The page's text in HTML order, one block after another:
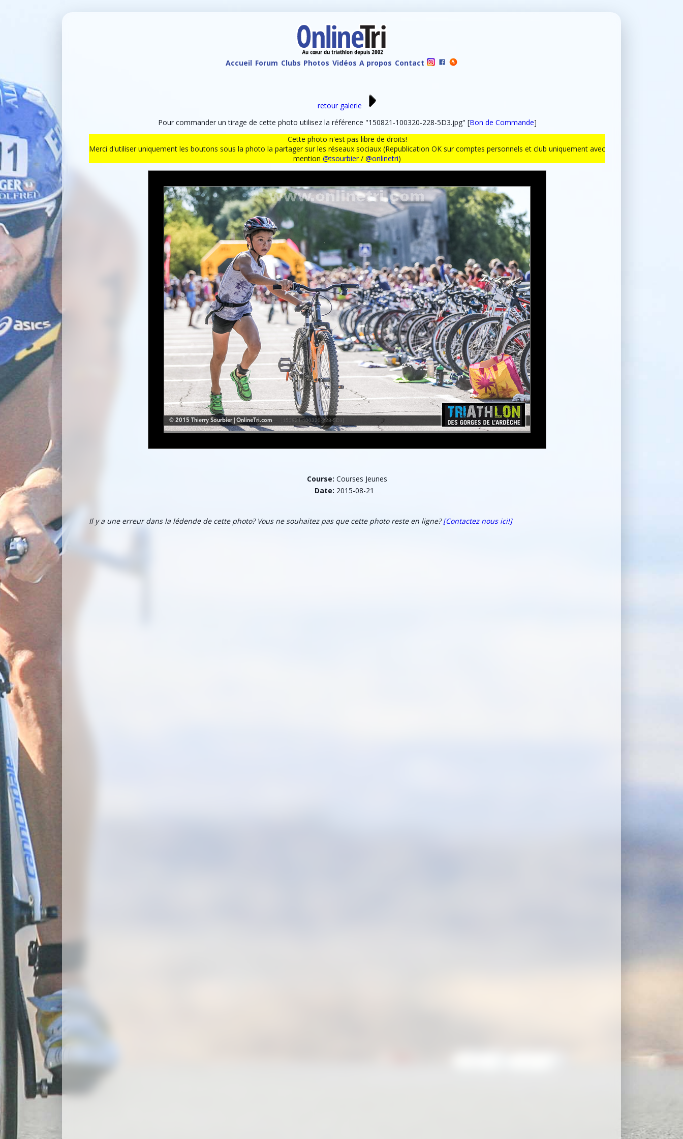
Accueil Forum Clubs Photos Vidéos A propos Contact
retour galerie
Pour commander un tirage de cette photo utilisez la référence "150821-100320-228-5D3.jpg" [Bon de Commande]
Cette photo n'est pas libre de droits!
Merci d'utiliser uniquement les boutons sous la photo la partager sur les réseaux sociaux (Republication OK sur comptes personnels et club uniquement avec
mention @tsourbier/ @onlinetri)
Course: Courses Jeunes
Date: 2015-08-21
Il y a une erreur dans la lédende de cette photo? Vous ne souhaitez pas que cette photo reste en ligne?[Contactez nous ici!]